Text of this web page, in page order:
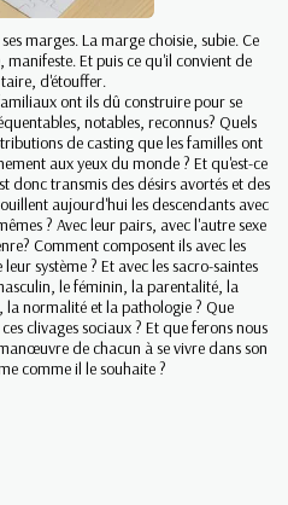
marges. La marge choisie, subie. Ce
Et puis ce qu'il convient de
d'étouffer.
ont ils dû construire pour se
notables, reconnus? Quels
de casting que les familles ont
aux yeux du monde ? Et qu'est-ce
donc transmis des désirs avortés et des
aujourd'hui les descendants avec
? Avec leur pairs, avec l'autre sexe
Comment composent ils avec les
système ? Et avec les sacro-saintes
le féminin, la parentalité, la
la normalité et la pathologie ? Que
clivages sociaux ? Et que ferons nous
de chacun à se vivre dans son
comme il le souhaite ?